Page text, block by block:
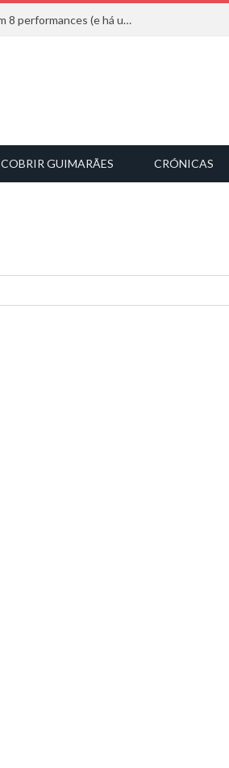
Mucho Flow alarga leque de convidados com 8 performances (e há uma saída)
GUIMARÃES CRÓNICAS